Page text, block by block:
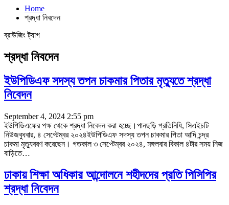
Home
শ্রদ্ধা নিবদেন
ব্রাউজিং ট্যাগ
শ্রদ্ধা নিবদেন
ইউপিডিএফ সদস্য তপন চাকমার পিতার মৃত্যুতে শ্রদ্ধা
নিবেদন
September 4, 2024 2:55 pm
ইউপিডিএফের পক্ষ থেকে শ্রদ্ধা নিবেদন করা হচ্ছে।পানছড়ি প্রতিনিধি, সিএইচটি
নিউজবুধবার, ৪ সেপ্টেম্বর ২০২৪ইউপিডিএফ সদস্য তপন চাকমার পিতা আদি চন্দ্র
চাকমা মৃত্যুবরণ করেছেন। গতকাল ৩ সেপ্টেম্বর ২০২৪, মঙ্গলবার বিকাল ৪টার সময় নিজ
বাড়িতে…
ঢাকায় শিক্ষা অধিকার আন্দোলনে শহীদদের প্রতি পিসিপির
শ্রদ্ধা নিবেদন